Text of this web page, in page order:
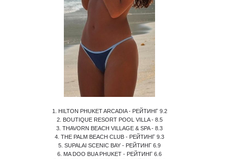
1. HILTON PHUKET ARCADIA - РЕЙТИНГ 9.2
2. BOUTIQUE RESORT POOL VILLA - 8.5
3. THAVORN BEACH VILLAGE & SPA - 8.3
4. THE PALM BEACH CLUB - РЕЙТИНГ 9.3
5. SUPALAI SCENIC BAY - РЕЙТИНГ 6.9
6. MA DOO BUA PHUKET - РЕЙТИНГ 6.6